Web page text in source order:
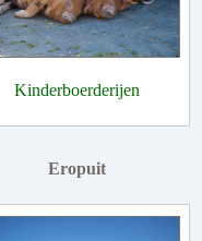
Kinderboerderijen
Eropuit